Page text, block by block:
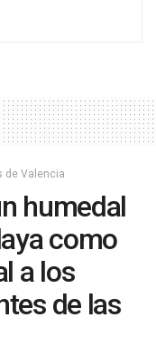
de Valencia
humedal
como
a los
de las